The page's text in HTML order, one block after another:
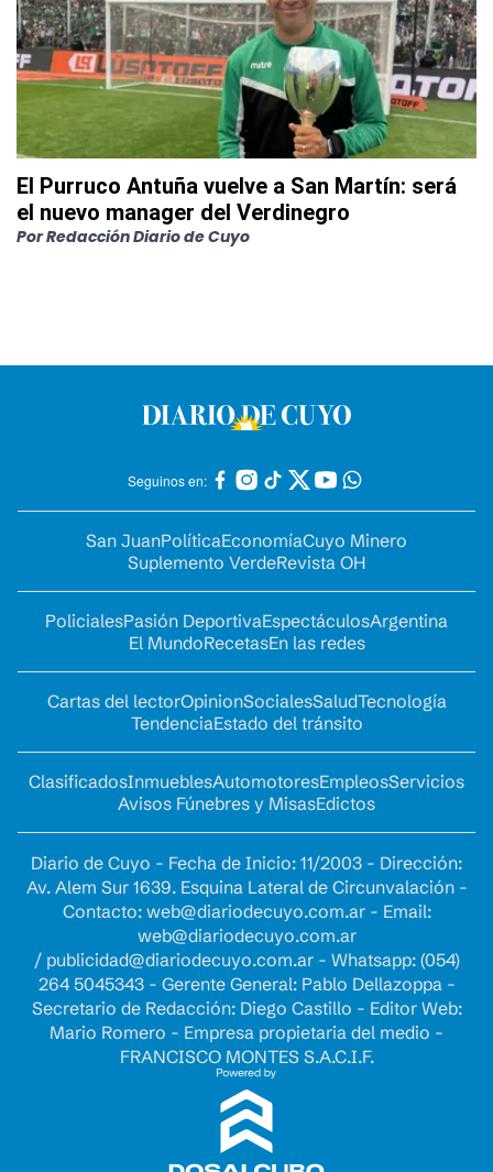
El Purruco Antuña vuelve a San Martín: será
el nuevo manager del Verdinegro
PorRedacción Diario de Cuyo
Seguinos en:
San JuanPolíticaEconomíaCuyo Minero
Suplemento VerdeRevista OH
PolicialesPasión DeportivaEspectáculosArgentina
El MundoRecetasEn las redes
Cartas del lectorOpinionSocialesSaludTecnología
TendenciaEstado del tránsito
ClasificadosInmueblesAutomotoresEmpleosServicios
Avisos Fúnebres y MisasEdictos
Diario de Cuyo - Fecha de Inicio: 11/2003 - Dirección:
Av. Alem Sur 1639. Esquina Lateral de Circunvalación -
Contacto: web@diariodecuyo.com.ar- Email:
web@diariodecuyo.com.ar
/ publicidad@diariodecuyo.com.ar- Whatsapp: (054)
264 5045343 - Gerente General: Pablo Dellazoppa -
Secretario de Redacción: Diego Castillo - Editor Web:
Mario Romero - Empresa propietaria del medio -
FRANCISCO MONTES S.A.C.I.F.